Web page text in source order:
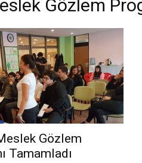
Gözlem
Gözlem
Tamamladı